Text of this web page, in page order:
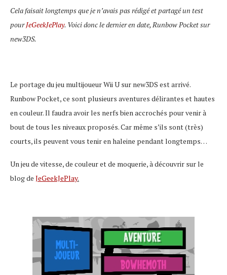
Cela faisait longtemps que je n’avais pas rédigé et partagé un test
pourJeGeekJePlay. Voici donc le dernier en date, Runbow Pocket sur
new3DS.
Le portage du jeu multijoueur Wii U sur new3DS est arrivé.
Runbow Pocket, ce sont plusieurs aventures délirantes et hautes
en couleur. Il faudra avoir les nerfs bien accrochés pour venir à
bout de tous les niveaux proposés. Car même s’ils sont (très)
courts, ils peuvent vous tenir en haleine pendant longtemps…
Un jeu de vitesse, de couleur et de moquerie, à découvrir sur le
blog de JeGeekJePlay.